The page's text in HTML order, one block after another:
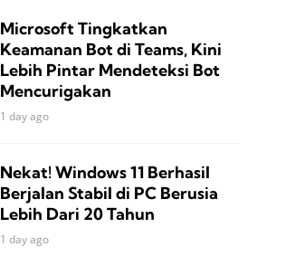
Microsoft Tingkatkan
Keamanan Bot di Teams, Kini
Lebih Pintar Mendeteksi Bot
Mencurigakan
1 day ago
Nekat! Windows 11 Berhasil
Berjalan Stabil di PC Berusia
Lebih Dari 20 Tahun
1 day ago